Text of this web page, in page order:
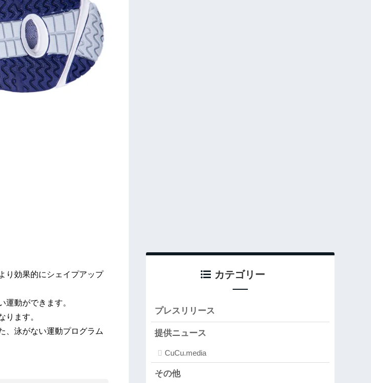
り効果的にシェイプアップ
動ができます。
ります。
、泳がない運動プログラム
カテゴリー
プレスリリース
提供ニュース
CuCu.media
その他